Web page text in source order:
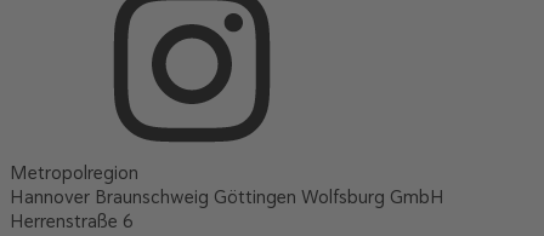
Metropolregion
Hannover Braunschweig Göttingen Wolfsburg GmbH
Herrenstraße 6